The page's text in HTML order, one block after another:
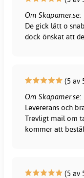
Om Skapamer.se:
De gick lätt o
dock önskat att
(5 av
Om Skapamer.se:
Levererans och
Trevligt mail om
kommer att
(5 av